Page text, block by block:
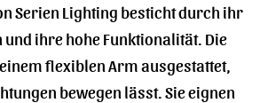
Serien Lighting besticht durch ihr
ihre hohe Funktionalität. Die
flexiblen Arm ausgestattet,
bewegen lässt. Sie eignen